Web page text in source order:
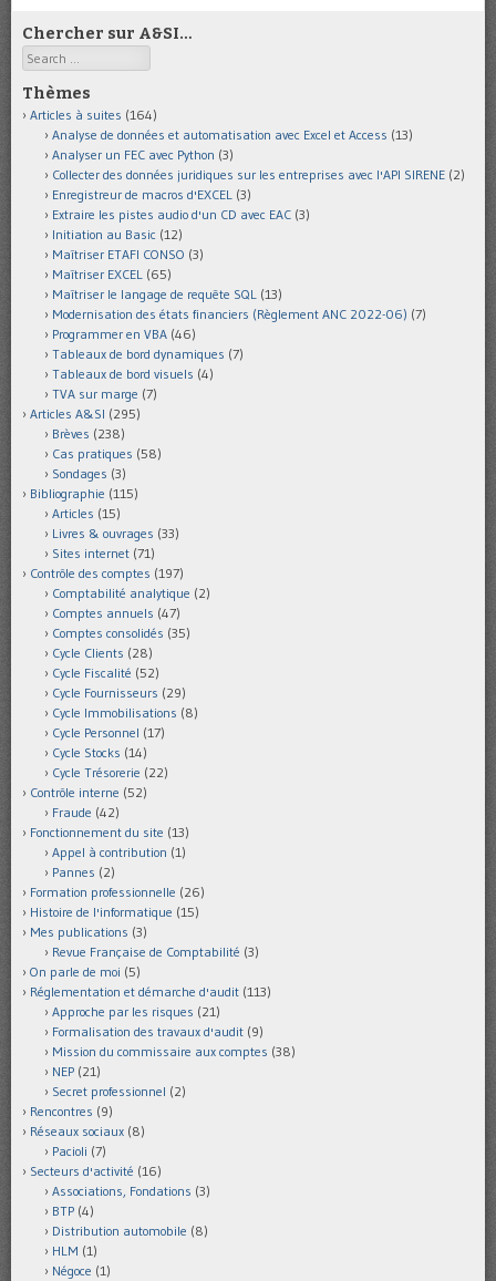
Chercher sur A&SI…
Search
Thèmes
Articles à suites (164)
Analyse de données et automatisation avec Excel et Access (13)
Analyser un FEC avec Python (3)
Collecter des données juridiques sur les entreprises avec l'API SIRENE (2)
Enregistreur de macros d'EXCEL (3)
Extraire les pistes audio d'un CD avec EAC (3)
Initiation au Basic (12)
Maîtriser ETAFI CONSO (3)
Maîtriser EXCEL (65)
Maîtriser le langage de requête SQL (13)
Modernisation des états financiers (Règlement ANC 2022-06) (7)
Programmer en VBA (46)
Tableaux de bord dynamiques (7)
Tableaux de bord visuels (4)
TVA sur marge (7)
Articles A&SI (295)
Brèves (238)
Cas pratiques (58)
Sondages (3)
Bibliographie (115)
Articles (15)
Livres & ouvrages (33)
Sites internet (71)
Contrôle des comptes (197)
Comptabilité analytique (2)
Comptes annuels (47)
Comptes consolidés (35)
Cycle Clients (28)
Cycle Fiscalité (52)
Cycle Fournisseurs (29)
Cycle Immobilisations (8)
Cycle Personnel (17)
Cycle Stocks (14)
Cycle Trésorerie (22)
Contrôle interne (52)
Fraude (42)
Fonctionnement du site (13)
Appel à contribution (1)
Pannes (2)
Formation professionnelle (26)
Histoire de l'informatique (15)
Mes publications (3)
Revue Française de Comptabilité (3)
On parle de moi (5)
Réglementation et démarche d'audit (113)
Approche par les risques (21)
Formalisation des travaux d'audit (9)
Mission du commissaire aux comptes (38)
NEP (21)
Secret professionnel (2)
Rencontres (9)
Réseaux sociaux (8)
Pacioli (7)
Secteurs d'activité (16)
Associations, Fondations (3)
BTP (4)
Distribution automobile (8)
HLM (1)
Négoce (1)